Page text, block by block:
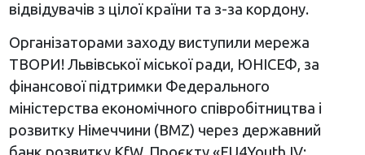
відвідувачів з цілої країни та з-за кордону.
Організаторами заходу виступили мережа
ТВОРИ! Львівської міської ради, ЮНІСЕФ, за
фінансової підтримки Федерального
міністерства економічного співробітництва і
розвитку Німеччини (BMZ) через державний